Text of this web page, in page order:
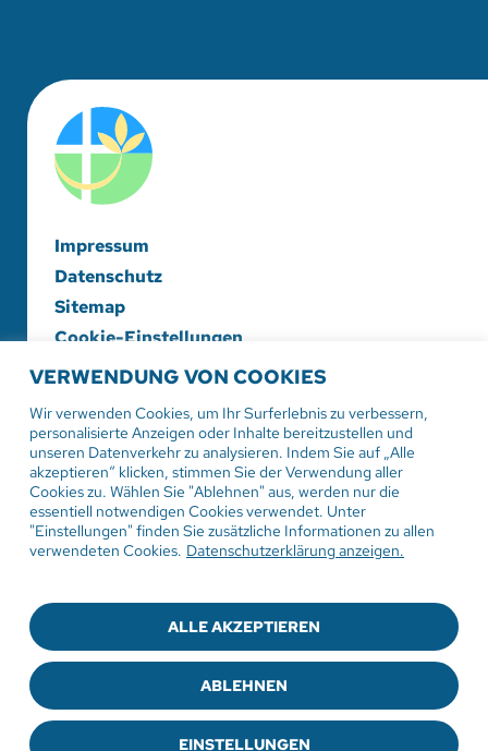
VERWENDUNG VON COOKIES
Wir verwenden Cookies, um Ihr Surferlebnis zu verbessern,
personalisierte Anzeigen oder Inhalte bereitzustellen und
unseren Datenverkehr zu analysieren. Indem Sie auf „Alle
akzeptieren“ klicken, stimmen Sie der Verwendung aller
Cookies zu. Wählen Sie "Ablehnen" aus, werden nur die
essentiell notwendigen Cookies verwendet. Unter
"Einstellungen" finden Sie zusätzliche Informationen zu allen
verwendeten Cookies. Datenschutzerklärung anzeigen.
EINSTELLUNGEN
ABLEHNEN
ALLE AKZEPTIEREN
Impressum
Datenschutz
Sitemap
Cookie-Einstellungen
Evangelische Diakonieschwesternschaft
Herrenberg-Korntal e. V.
Hildrizhauser Str. 29
71083 Herrenberg
Tel:07032 206-0
Mail: info@evdiak.de
Sie haben Fragen zur Medizinproduktesicherheit?
Schreiben Sie uns anmedizinprodukte@evdiak.de